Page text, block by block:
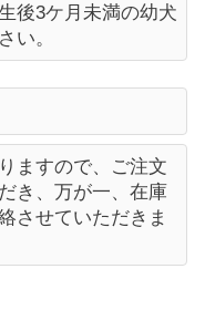
後3ケ月未満の幼犬
い。
ますので、ご注文
き、万が一、在庫
させていただきま